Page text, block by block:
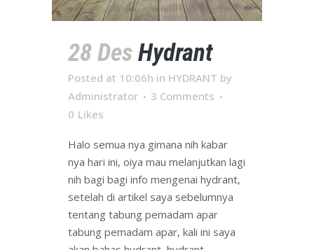
28 DesHydrant
Posted at 10:06h in HYDRANT by
Administrator
3 Comments
0 Likes
Halo semua nya gimana nih kabar
nya hari ini, oiya mau melanjutkan lagi
nih bagi bagi info mengenai hydrant,
setelah di artikel saya sebelumnya
tentang tabung pemadam apar
tabung pemadam apar, kali ini saya